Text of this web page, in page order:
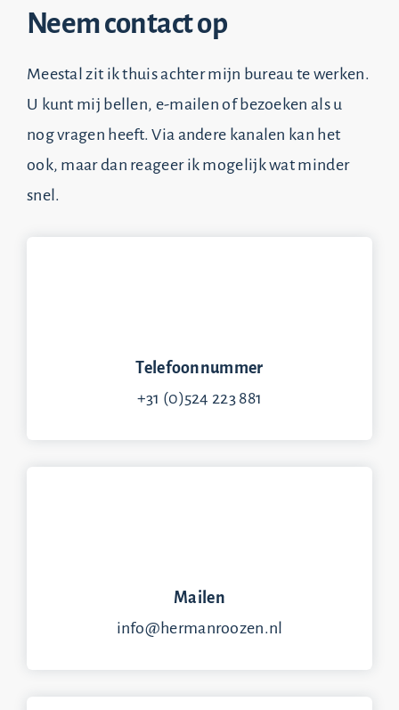
Neem contact op
Meestal zit ik thuis achter mijn bureau te werken.
U kunt mij bellen, e-mailen of bezoeken als u
nog vragen heeft. Via andere kanalen kan het
ook, maar dan reageer ik mogelijk wat minder
snel.
Telefoonnummer
+31 (0)524 223 881
Mailen
info@hermanroozen.nl